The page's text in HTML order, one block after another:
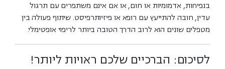
בנפיחות, אדמומיות או חום, או אם אינם משתפרים עם תרגול
עדין, חובה להתייעץ עם רופא או פיזיותרפיסט. שיתוף פעולה בין
מטפלים שונים הוא לרוב הדרך הטובה ביותר לריפוי אופטימלי.
לסיכום: הברכיים שלכם ראויות ליותר!